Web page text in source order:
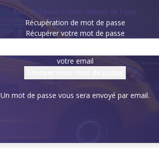
Mot de passe oublié? obtenir de l'aide
Récupération de mot de passe
Récupérer votre mot de passe
votre email
Un mot de passe vous sera envoyé par email.